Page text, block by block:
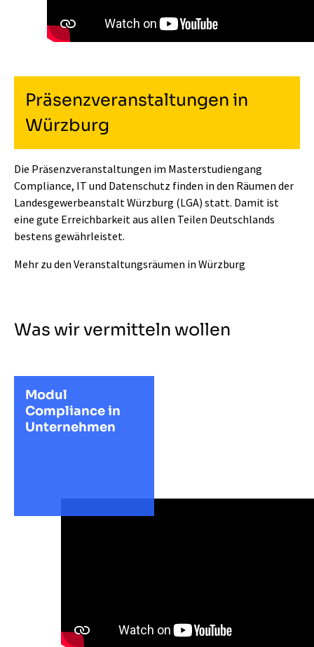
Präsenzveranstaltungen in
Würzburg
Die Präsenzveranstaltungen im Masterstudiengang
Compliance, IT und Datenschutz finden in den Räumen der
Landesgewerbeanstalt Würzburg (LGA) statt. Damit ist
eine gute Erreichbarkeit aus allen Teilen Deutschlands
bestens gewährleistet.
Mehr zu den Veranstaltungsräumen in Würzburg
Was wir vermitteln wollen
Modul
Compliance in
Unternehmen